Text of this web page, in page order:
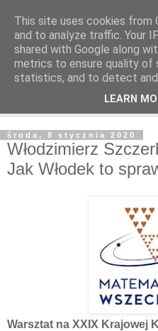
środa, 8 stycznia 2020
Włodzimierz
Jak Włodek to
Warsztat na XXIX Krajowej
This site uses cookies from
and to analyze traffic. Your
shared with Google along
metrics to ensure quality of
statistics, and to detect and
LEARN